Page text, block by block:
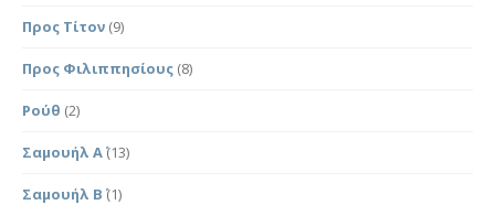
Προς Τίτον (9)
Προς Φιλιππησίους (8)
Ρούθ (2)
Σαμουήλ Α΄(13)
Σαμουήλ Β΄ (1)